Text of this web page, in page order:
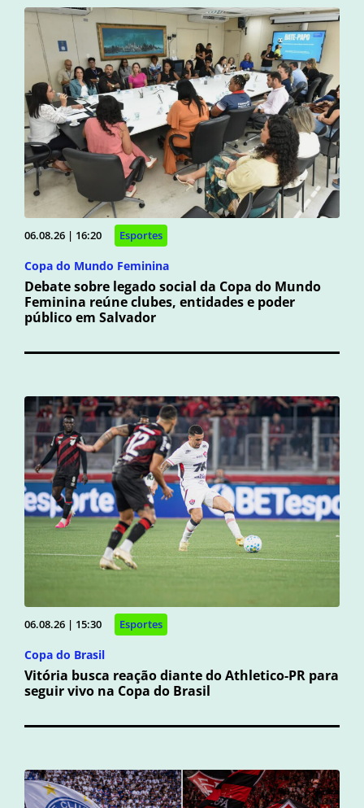
06.08.26 | 16:20 Esportes
Copa do Mundo Feminina
Debate sobre legado social da Copa do Mundo
Feminina reúne clubes, entidades e poder
público em Salvador
06.08.26 | 15:30 Esportes
Copa do Brasil
Vitória busca reação diante do Athletico-PR para
seguir vivo na Copa do Brasil